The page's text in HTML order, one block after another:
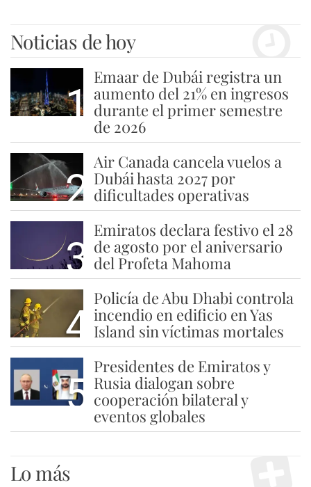
Noticias de hoy
1
Emaar de Dubái registra un
aumento del 21% en ingresos
durante el primer semestre
de 2026
2
Air Canada cancela vuelos a
Dubái hasta 2027 por
dificultades operativas
3
Emiratos declara festivo el 28
de agosto por el aniversario
del Profeta Mahoma
4
Policía de Abu Dhabi controla
incendio en edificio en Yas
Island sin víctimas mortales
5
Presidentes de Emiratos y
Rusia dialogan sobre
cooperación bilateral y
eventos globales
Lo más